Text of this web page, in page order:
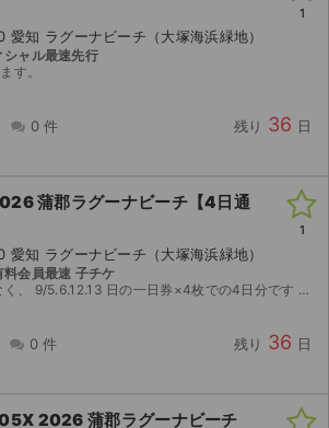
知 ラグーナビーチ（大塚海浜緑地）
シャル最速先行
す。
0 件 残り 36 日
1
蒲郡ラグーナビーチ【4日通
知 ラグーナビーチ（大塚海浜緑地）
会員最速 子チケ
日の一日券×4枚での4日分です アプリで分配します
0 件 残り 36 日
1
2026 蒲郡ラグーナビーチ